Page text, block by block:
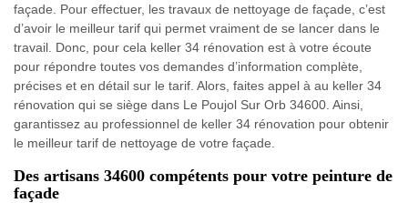
façade. Pour effectuer, les travaux de nettoyage de façade, c’est
d’avoir le meilleur tarif qui permet vraiment de se lancer dans le
travail. Donc, pour cela keller 34 rénovation est à votre écoute
pour répondre toutes vos demandes d’information complète,
précises et en détail sur le tarif. Alors, faites appel à au keller 34
rénovation qui se siège dans Le Poujol Sur Orb 34600. Ainsi,
garantissez au professionnel de keller 34 rénovation pour obtenir
le meilleur tarif de nettoyage de votre façade.
Des artisans 34600 compétents pour votre peinture de
façade